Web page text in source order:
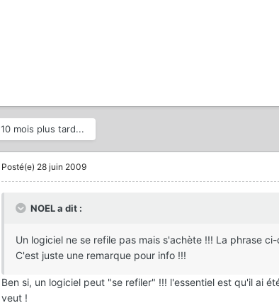
10 mois plus tard...
Posté(e) 28 juin 2009
NOEL a dit :
Un logiciel ne se refile pas mais s'achète !!! La phrase
C'est juste une remarque pour info !!!
Ben si, un logiciel peut "se refiler" !!! l'essentiel est qu'il ai
veut !